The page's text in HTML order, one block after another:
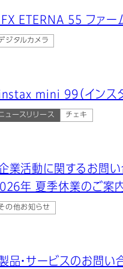
ETERNA 55 ファー
ジタルカメラ
instax mini 99（インス
ュースリリース チェキ
企業活動に関するお問
年 夏季休業のご案
の他お知らせ
製品・サービスのお問い